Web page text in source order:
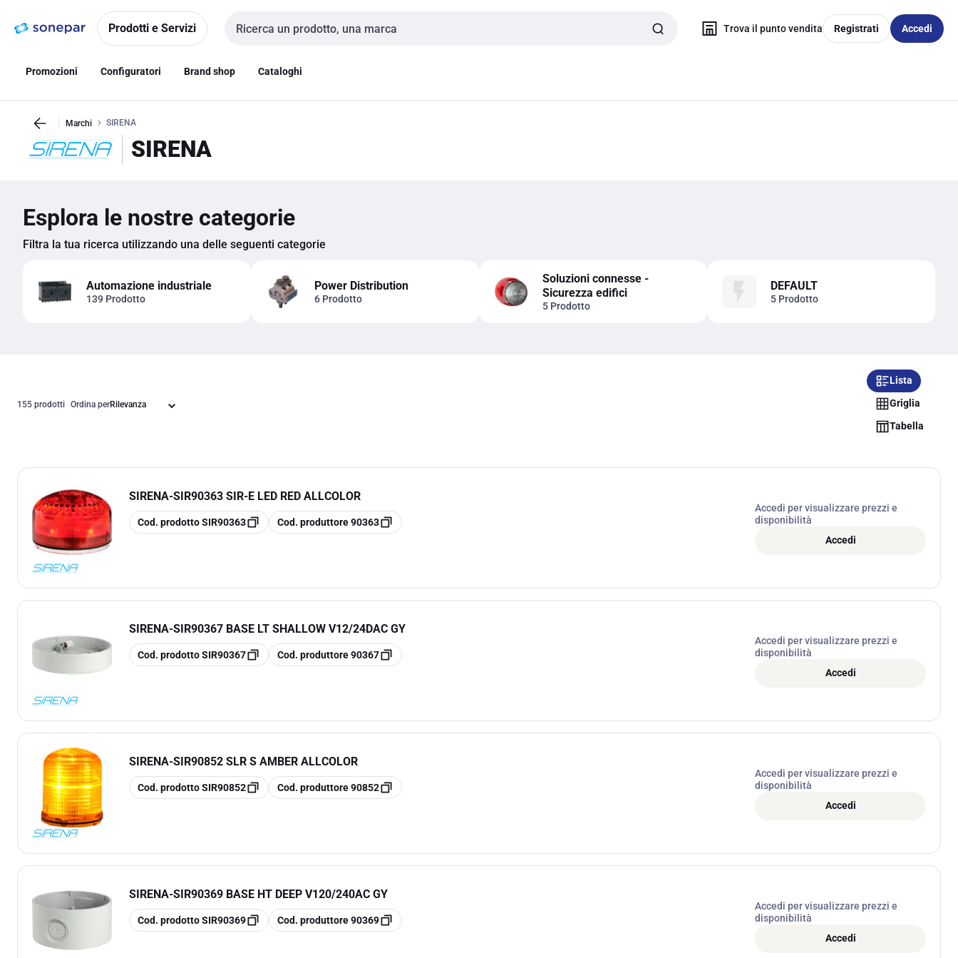
navigazionealla
Prodotti e Servizi
Cerca input
Trova il punto vendita Registrati Accedi
Promozioni Configuratori Brand shop Cataloghi
Marchi SIRENA
SIRENA
Esplora le nostre categorie
Filtra la tua ricerca utilizzando una delle seguenti categorie
Automazione industriale
139 Prodotto
Power Distribution
6 Prodotto
Soluzioni connesse -
Sicurezza edifici
5 Prodotto
DEFAULT
5 Prodotto
155 prodotti Ordina per
Lista
Griglia
Tabella
SIRENA-SIR90363 SIR-E LED RED ALLCOLOR
copia
Cod. prodottoSIR90363 copia
Cod. produttore90363
Accedi per visualizzare prezzi e
disponibilità
Accedi
SIRENA-SIR90367 BASE LT SHALLOW V12/24DAC GY
copia
Cod. prodottoSIR90367 copia
Cod. produttore90367
Accedi per visualizzare prezzi e
disponibilità
Accedi
SIRENA-SIR90852 SLR S AMBER ALLCOLOR
copia
Cod. prodottoSIR90852 copia
Cod. produttore90852
Accedi per visualizzare prezzi e
disponibilità
Accedi
SIRENA-SIR90369 BASE HT DEEP V120/240AC GY
copia
Cod. prodottoSIR90369 copia
Cod. produttore90369
Accedi per visualizzare prezzi e
disponibilità
Accedi